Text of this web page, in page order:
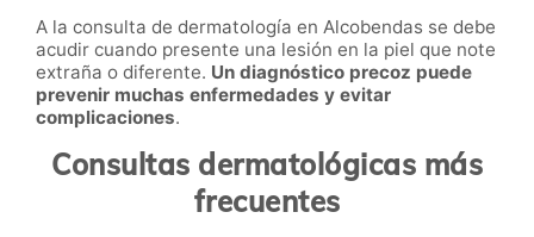
A la consulta de dermatología en Alcobendas se debe
acudir cuando presente una lesión en la piel que note
extraña o diferente. Un diagnóstico precoz puede
prevenir muchas enfermedades y evitar
complicaciones.
Consultas dermatológicas más
frecuentes